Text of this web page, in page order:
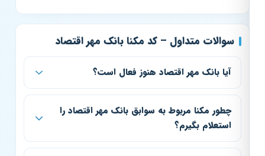
سوالات متداول – کد مکنا بانک مهر اقتصاد
آیا بانک مهر اقتصاد هنوز فعال است؟
چطور مکنا مربوط به سوابق بانک مهر اقتصاد را
استعلام بگیرم؟